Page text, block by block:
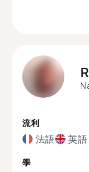
流利
法語 英語
學